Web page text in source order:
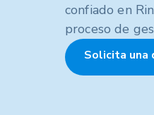
confiado en
proceso de
Solicita una